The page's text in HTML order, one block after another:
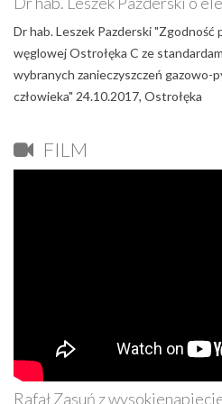
Dr hab. Leszek Pazderski
węglowej Ostrołęka C ze
wybranych zanieczyszczeń gazowo-
człowieka" 24.10.2017, Ostrołęka
FILM
Rafał Zasuń z